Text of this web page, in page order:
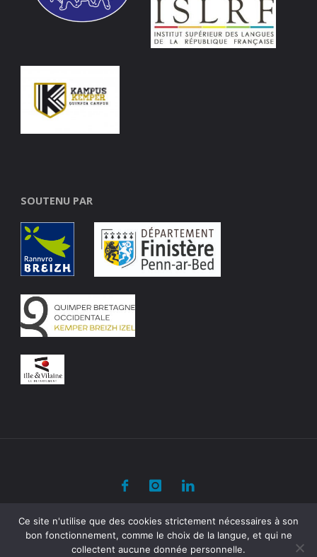
SOUTENU PAR
©2020 Kelenn
Ce site n'utilise que des cookies strictement nécessaires à son
bon fonctionnement, comme le choix de la langue, et qui ne
collectent aucune donnée personnelle.